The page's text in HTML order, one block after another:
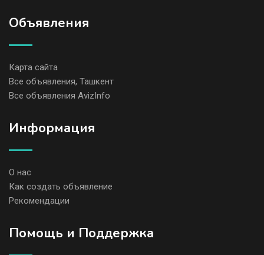
Объявления
Карта сайта
Все объявления, Ташкент
Все объявления AvizInfo
Информация
О нас
Как создать объявление
Рекомендации
Помощь и Поддержка